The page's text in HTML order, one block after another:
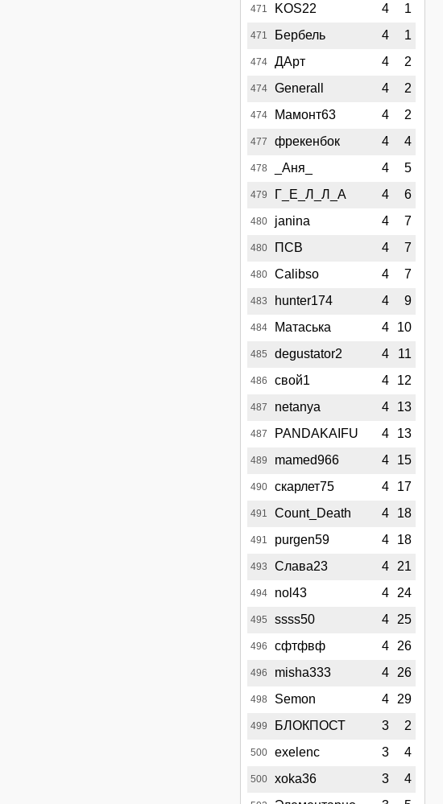
471 KOS22 4 1
471 Бербель 4 1
474 ДАрт 4 2
474 Generall 4 2
474 Мамонт63 4 2
477 фрекенбок 4 4
478 _Аня_ 4 5
479 Г_Е_Л_Л_А 4 6
480 janina 4 7
480 ПСВ 4 7
480 Calibso 4 7
483 hunter174 4 9
484 Матаська 4 10
485 degustator2 4 11
486 свой1 4 12
487 netanya 4 13
487 PANDAKAIFU 4 13
489 mamed966 4 15
490 скарлет75 4 17
491 Count_Death 4 18
491 purgen59 4 18
493 Слава23 4 21
494 nol43 4 24
495 ssss50 4 25
496 сфтфвф 4 26
496 misha333 4 26
498 Semon 4 29
499 БЛОКПОСТ 3 2
500 exelenc 3 4
500 xoka36 3 4